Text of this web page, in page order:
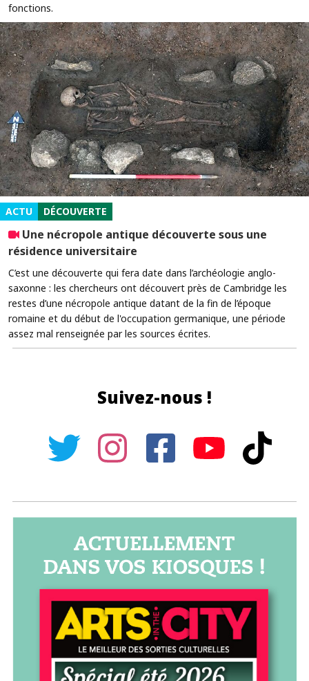
fonctions.
ACTU DÉCOUVERTE
Une nécropole antique découverte sous une
résidence universitaire
C’est une découverte qui fera date dans l’archéologie anglo-
saxonne : les chercheurs ont découvert près de Cambridge les
restes d’une nécropole antique datant de la fin de l’époque
romaine et du début de l'occupation germanique, une période
assez mal renseignée par les sources écrites.
Suivez-nous !